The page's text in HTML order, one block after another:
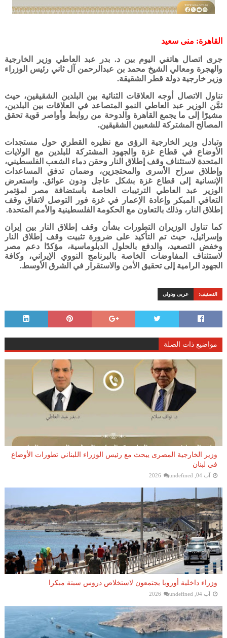
القاهرة: منى سعيد
جرى اتصال هاتفي اليوم بين د. بدر عبد العاطي وزير الخارجية
والهجرة ومعالي الشيخ محمد بن عبدالرحمن آل ثاني رئيس الوزراء
وزير خارجية دولة قطر الشقيقة.
تناول الاتصال أوجه العلاقات الثنائية بين البلدين الشقيقين، حيث
ثمَّن الوزير عبد العاطي النمو المتصاعد في العلاقات بين البلدين،
مشيرًا إلى ما يجمع القاهرة والدوحة من روابط وأواصر قوية تحقق
المصالح المشتركة للشعبين الشقيقين.
وتبادل وزير الخارجية الرؤى مع نظيره القطري حول مستجدات
الأوضاع في قطاع غزة والجهود المشتركة للبلدين مع الولايات
المتحدة لاستئناف وقف إطلاق النار وحقن دماء الشعب الفلسطيني،
وإطلاق سراح الأسرى والمحتجزين، وضمان تدفق المساعدات
الإنسانية إلى قطاع غزة بشكل عاجل ودون عوائق. واستعرض
الوزير عبد العاطي الترتيبات الخاصة باستضافة مصر لمؤتمر
التعافي المبكر وإعادة الإعمار في غزة فور التوصل لاتفاق وقف
إطلاق النار، وذلك بالتعاون مع الحكومة الفلسطينية والأمم المتحدة.
كما تناول الوزيران التطورات بشأن وقف إطلاق النار بين إيران
وإسرائيل، حيث تم التأكيد على ضرورة تثبيت وقف إطلاق النار
وخفض التصعيد، والدفع بالحلول الدبلوماسية، مؤكدًا دعم مصر
لاستئناف المفاوضات الخاصة بالبرنامج النووي الإيراني، وكافة
الجهود الرامية إلى تحقيق الأمن والاستقرار في الشرق الأوسط.
التصنيف: عربى ودولى
مواضيع ذات الصلة
وزير الخارجية المصرى يبحث مع رئيس الوزراء اللبناني تطورات الأوضاع
في لبنان
آب 04, 2026 undefined
وزراء داخلية أوروبا يجتمعون لاستخلاص دروس سبتة مبكرا
آب 04, 2026 undefined